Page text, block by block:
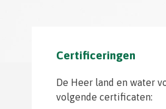
Certificeringen
De Heer land en water
volgende certificaten: